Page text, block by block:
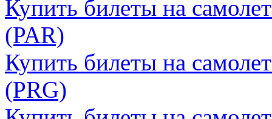
Купить билеты на
(PAR)
Купить билеты на
(PRG)